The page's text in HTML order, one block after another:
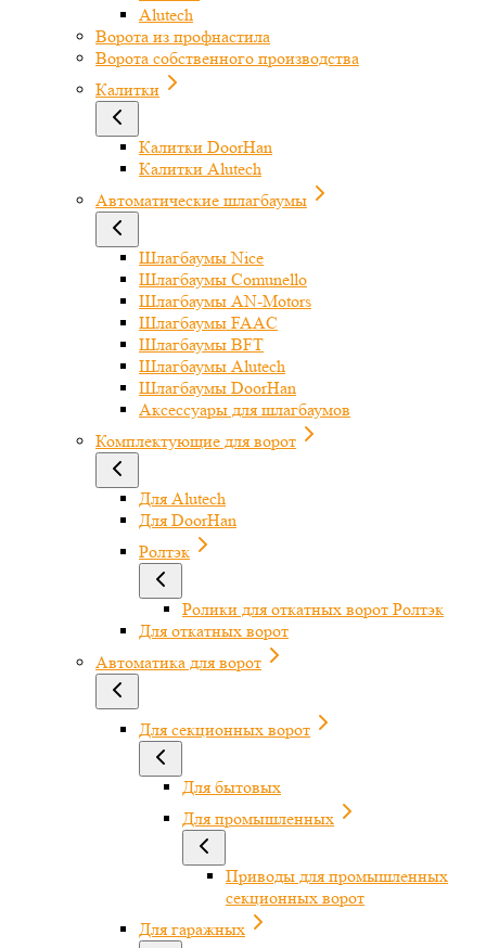
Alutech
Ворота из профнастила
Ворота собственного производства
Калитки
Калитки DoorHan
Калитки Alutech
Автоматические шлагбаумы
Шлагбаумы Nice
Шлагбаумы Comunello
Шлагбаумы AN-Motors
Шлагбаумы FAAC
Шлагбаумы BFT
Шлагбаумы Alutech
Шлагбаумы DoorHan
Аксессуары для шлагбаумов
Комплектующие для ворот
Для Alutech
Для DoorHan
Ролтэк
Ролики для откатных ворот Ролтэк
Для откатных ворот
Автоматика для ворот
Для секционных ворот
Для бытовых
Для промышленных
Приводы для промышленных
секционных ворот
Для гаражных